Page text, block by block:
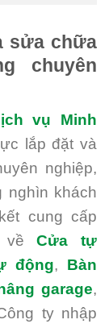
sửa chữa
chuyên
vụ Minh
lắp đặt và
nghiệp,
khách
cung cấp
vềCửa tự
động, Bàn
garage,
ty nhập